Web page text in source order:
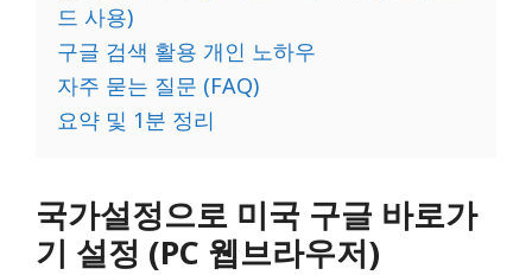
드 사용)
구글 검색 활용 개인 노하우
자주 묻는 질문 (FAQ)
요약 및 1분 정리
국가설정으로 미국 구글 바로가
기 설정 (PC 웹브라우저)